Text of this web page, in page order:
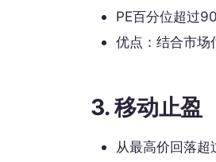
PE百分位超过
优点：结合市场
3. 移动止盈
从最高价回落超